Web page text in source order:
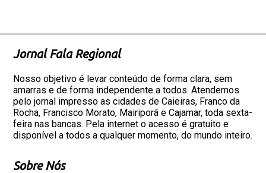
Jornal Fala Regional
Nosso objetivo é levar conteúdo de forma clara, sem
amarras e de forma independente a todos. Atendemos
pelo jornal impresso as cidades de Caieiras, Franco da
Rocha, Francisco Morato, Mairiporã e Cajamar, toda sexta-
feira nas bancas. Pela internet o acesso é gratuito e
disponível a todos a qualquer momento, do mundo inteiro.
Sobre Nós